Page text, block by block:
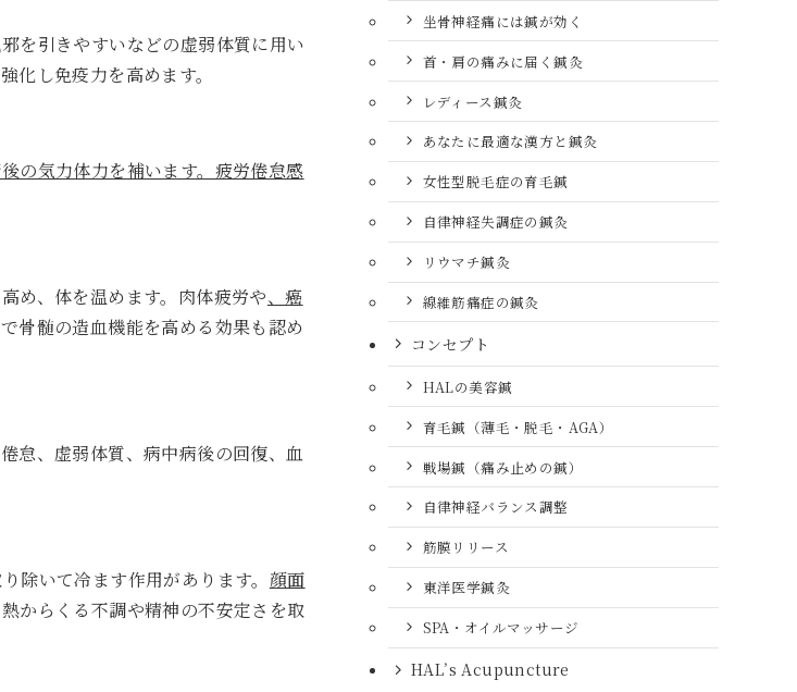
を引きやすいなどの虚弱体質に用い
化し免疫力を高めます。
の気力体力を補います。疲労倦怠感
め、体を温めます。肉体疲労や、癌
骨髄の造血機能を高める効果も認め
怠、虚弱体質、病中病後の回復、血
除いて冷ます作用があります。 顔面
からくる不調や精神の不安定さを取
坐骨神経痛には鍼が効く
首・肩の痛みに届く鍼灸
レディース鍼灸
あなたに最適な漢方と鍼灸
女性型脱毛症の育毛鍼
自律神経失調症の鍼灸
リウマチ鍼灸
線維筋痛症の鍼灸
コンセプト
HALの美容鍼
育毛鍼（薄毛・脱毛・AGA）
戦場鍼（痛み止めの鍼）
自律神経バランス調整
筋膜リリース
東洋医学鍼灸
SPA・オイルマッサージ
HAL’s Acupuncture